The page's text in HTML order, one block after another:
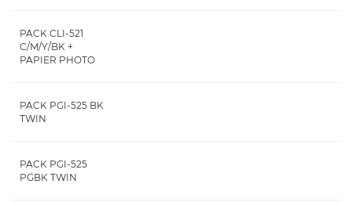
PACK CLI-521
C/M/Y/BK +
PAPIER PHOTO
PACK PGI-525 BK
TWIN
PACK PGI-525
PGBK TWIN